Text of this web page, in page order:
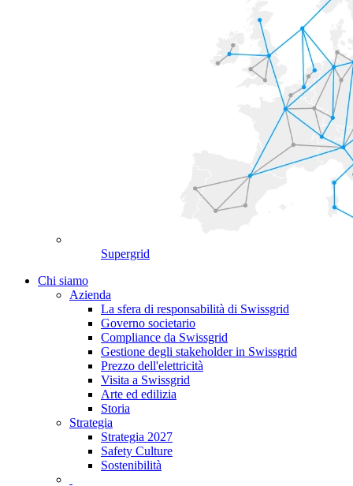
Supergrid
Chi siamo
Azienda
La sfera di responsabilità di Swissgrid
Governo societario
Compliance da Swissgrid
Gestione degli stakeholder in Swissgrid
Prezzo dell'elettricità
Visita a Swissgrid
Arte ed edilizia
Storia
Strategia
Strategia 2027
Safety Culture
Sostenibilità